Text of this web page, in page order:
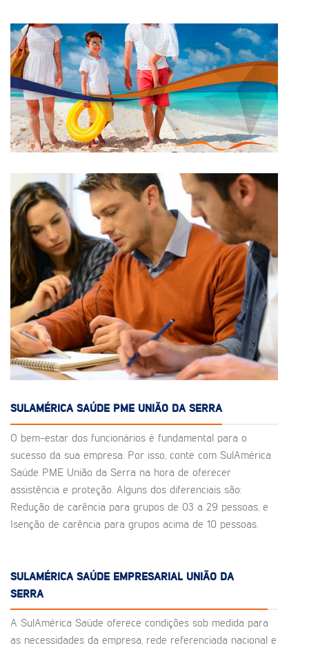
SULAMÉRICA SAÚDE PME UNIÃO DA SERRA
O bem-estar dos funcionários é fundamental para o
sucesso da sua empresa. Por isso, conte com SulAmérica
Saúde PME União da Serra na hora de oferecer
assistência e proteção. Alguns dos diferenciais são:
Redução de carência para grupos de 03 a 29 pessoas, e
Isenção de carência para grupos acima de 10 pessoas.
SULAMÉRICA SAÚDE EMPRESARIAL UNIÃO DA
SERRA
A SulAmérica Saúde oferece condições sob medida para
as necessidades da empresa, rede referenciada nacional e